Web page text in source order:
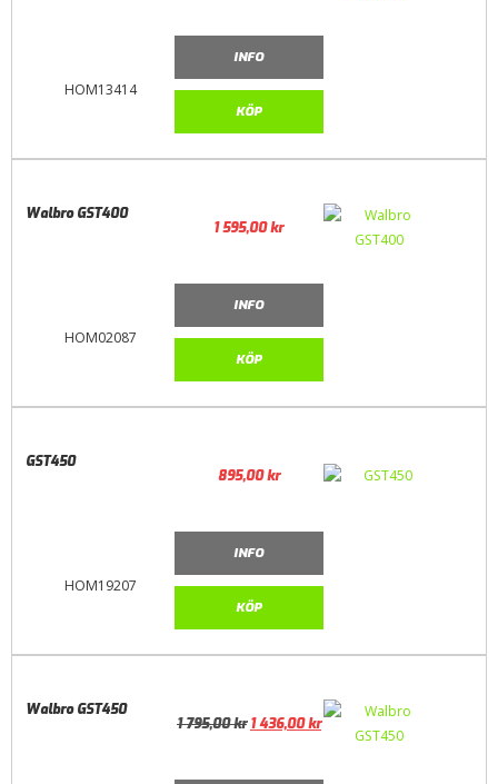
HOM13414
INFO
KÖP
HOM02087
Walbro GST400
1 595,00kr
INFO
KÖP
HOM19207
GST450
895,00kr
INFO
KÖP
Walbro GST450
1 795,00kr 1 436,00kr